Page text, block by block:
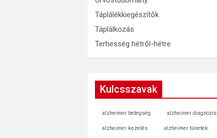
Táplálékkiegészítők
Táplálkozás
Terhesség hétről-hétre
Kulcsszavak
alzheimer betegség alzheimer diagnózis
alzheimer kezelés alzheimer tünetek